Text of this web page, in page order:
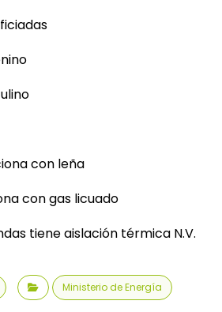
con leña
con gas licuado
tiene aislación térmica N.V.
Ministerio de Energía